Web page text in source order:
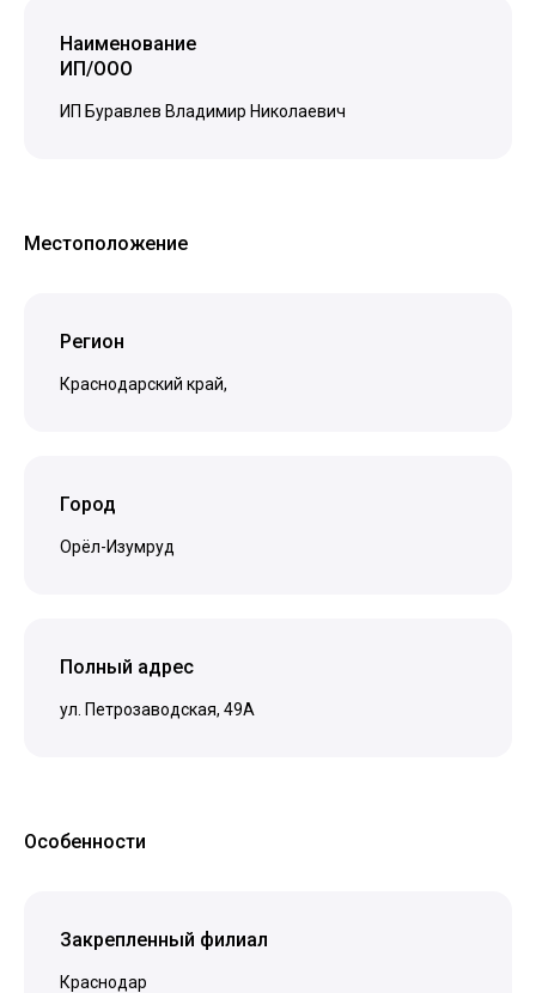
Наименование
ИП/ООО
ИП Буравлев Владимир Николаевич
Местоположение
Регион
Краснодарский край,
Город
Орёл-Изумруд
Полный адрес
ул. Петрозаводская, 49А
Особенности
Закрепленный филиал
Краснодар